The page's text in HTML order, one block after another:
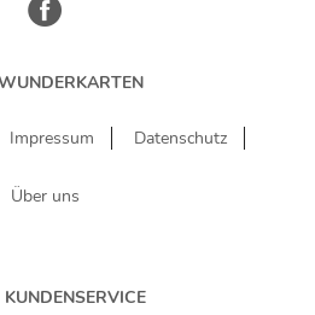
Impressum Datenschutz
Über uns
KUNDENSERVICE